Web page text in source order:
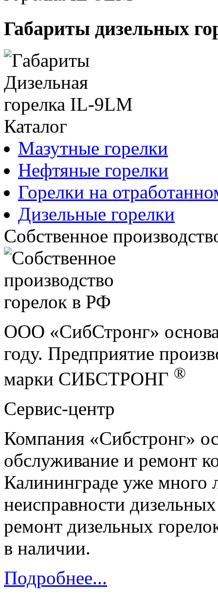
Габариты дизельных
Каталог
Мазутные горелки
Нефтяные горелки
Горелки на
Дизельные горелки
Собственное
ООО «СибСтронг»
году. Предприятие
марки СИБСТРОНГ ®
Сервис-центр
Компания «Сибстронг»
обслуживание и ремонт
Калининграде уже много
неисправности
ремонт дизельных
в наличии.
Подробнее...